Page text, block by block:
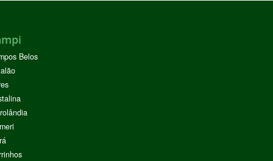
Belos